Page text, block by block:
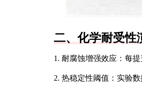
二、化学耐受性
1. 耐腐蚀增强效应：每
2. 热稳定性阈值：实验